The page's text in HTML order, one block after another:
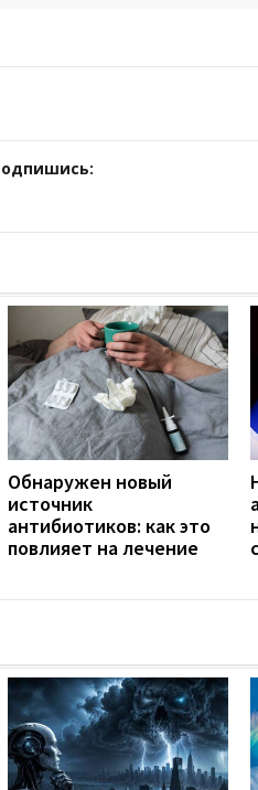
Обнаружен новый
источник
антибиотиков: как это
повлияет на лечение